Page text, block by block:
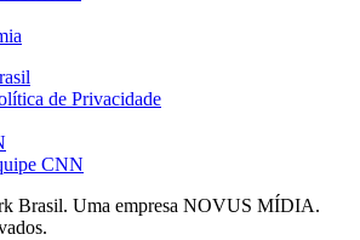
de Privacidade
CNN
Brasil. Uma empresa NOVUS MÍDIA.